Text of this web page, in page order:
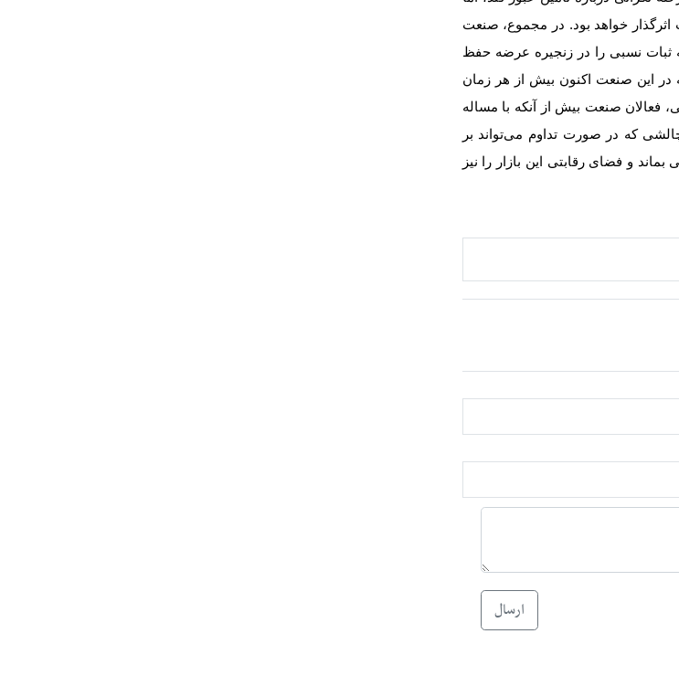
اثرگذار خواهد بود. در مجموع، صنعت
ثبات نسبی را در زنجیره عرضه حفظ
در این صنعت اکنون بیش از هر زمان
فعالان صنعت بیش از آنکه با مساله
که در صورت تداوم می‌تواند بر
و فضای رقابتی این بازار را نیز
ارسال